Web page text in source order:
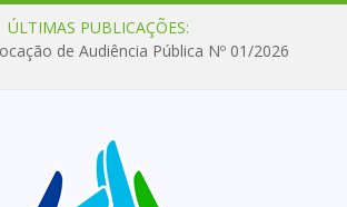
ÚLTIMAS PUBLICAÇÕES:
de Audiência Pública Nº 01/2026